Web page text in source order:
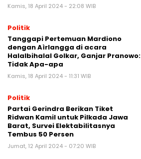
Kamis, 18 April 2024 - 22:08 WIB
Politik
Tanggapi Pertemuan Mardiono
dengan Aìrlangga di acara
Halalbihalal Golkar, Ganjar Pranowo:
Tidak Apa-apa
Kamis, 18 April 2024 - 11:31 WIB
Politik
Partai Gerindra Berikan Tiket
Ridwan Kamil untuk Pilkada Jawa
Barat, Survei Elektabilitasnya
Tembus 50 Persen
Jumat, 12 April 2024 - 07:20 WIB